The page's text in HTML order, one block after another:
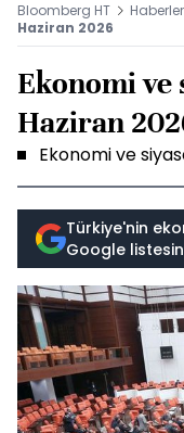
Bloomberg HT Haberler
Haziran 2026
Ekonomi ve
Haziran
Ekonomi ve
Türkiye'nin
Google